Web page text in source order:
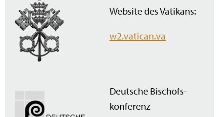
Website des Vatikans:
w2.vatican.va
Deutsche Bischofs­
konferenz